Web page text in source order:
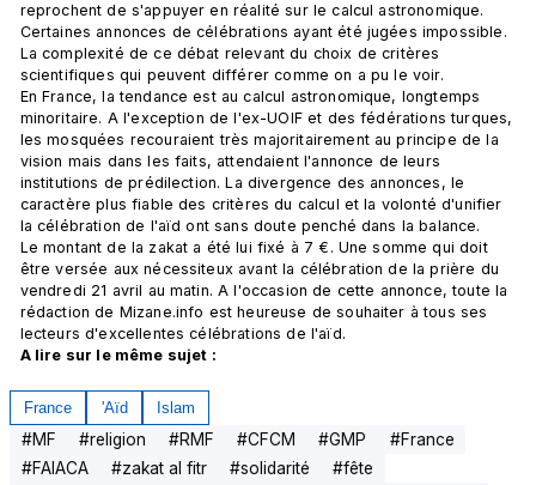
reprochent de s'appuyer en réalité sur le calcul astronomique.
Certaines annonces de célébrations ayant été jugées impossible.
La complexité de ce débat relevant du choix de critères
scientifiques qui peuvent différer comme on a pu le voir.
En France, la tendance est au calcul astronomique, longtemps
minoritaire. A l'exception de l'ex-UOIF et des fédérations turques,
les mosquées recouraient très majoritairement au principe de la
vision mais dans les faits, attendaient l'annonce de leurs
institutions de prédilection. La divergence des annonces, le
caractère plus fiable des critères du calcul et la volonté d'unifier
la célébration de l'aïd ont sans doute penché dans la balance.
Le montant de la zakat a été lui fixé à 7 €. Une somme qui doit
être versée aux nécessiteux avant la célébration de la prière du
vendredi 21 avril au matin. A l'occasion de cette annonce, toute la
rédaction de Mizane.info est heureuse de souhaiter à tous ses
lecteurs d'excellentes célébrations de l'aïd.
A lire sur le même sujet :
France 'Aïd Islam
#MF #religion #RMF #CFCM #GMP #France
#FAIACA #zakat al fitr #solidarité #fête